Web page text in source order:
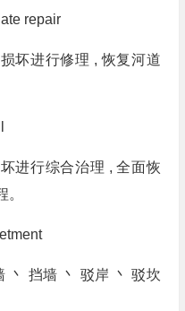
repair
坏进行修理 , 恢复河道
进行综合治理 , 全面恢
丶 挡墙 丶 驳岸 丶 驳坎